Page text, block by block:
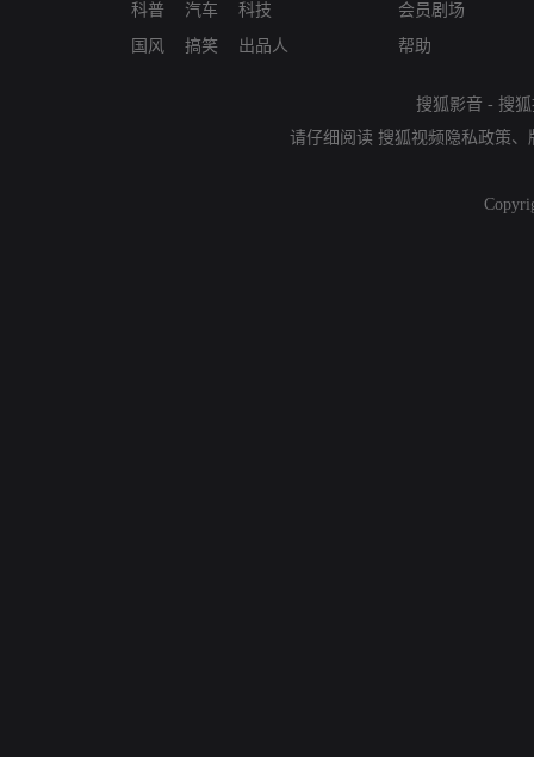
科普
国风
汽车
搞笑
科技
出品人
会员剧场
帮助
搜狐影音 - 搜
请仔细阅读 搜狐视频隐私政策、